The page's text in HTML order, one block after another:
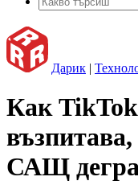
Дарик |
Как
САЩ